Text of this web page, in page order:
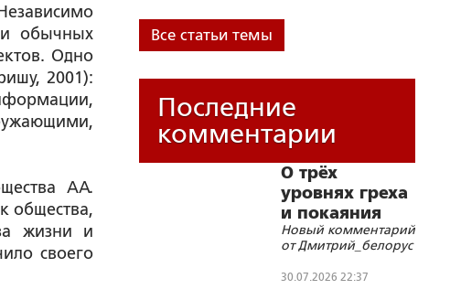
обычных
Одно
2001):
АА.
общества,
жизни и
своего
Все статьи темы
Последние
комментарии
О трёх
уровнях греха
и покаяния
Новый комментарий
от Дмитрий_белорус
30.07.2026 22:37